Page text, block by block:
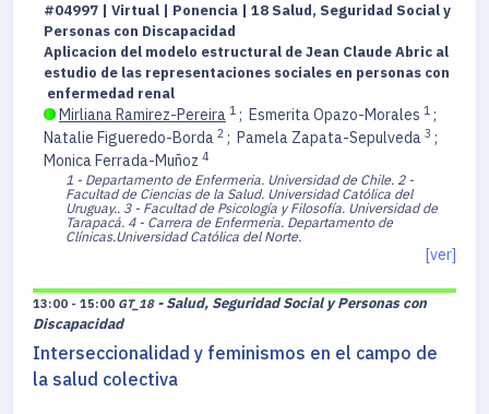
#04997 | Virtual | Ponencia | 18 Salud, Seguridad Social y
Personas con Discapacidad
Aplicacion del modelo estructural de Jean Claude Abric al
estudio de las representaciones sociales en personas con
enfermedad renal
Mirliana Ramirez-Pereira 1 ; Esmerita Opazo-Morales 1 ;
Natalie Figueredo-Borda 2 ; Pamela Zapata-Sepulveda 3 ;
Monica Ferrada-Muñoz 4
1 - Departamento de Enfermeria. Universidad de Chile. 2 -
Facultad de Ciencias de la Salud. Universidad Católica del
Uruguay.. 3 - Facultad de Psicología y Filosofía. Universidad de
Tarapacá. 4 - Carrera de Enfermeria. Departamento de
Clínicas.Universidad Católica del Norte.
[ver]
13:00 - 15:00 GT_18 - Salud, Seguridad Social y Personas con
Discapacidad
Interseccionalidad y feminismos en el campo de
la salud colectiva